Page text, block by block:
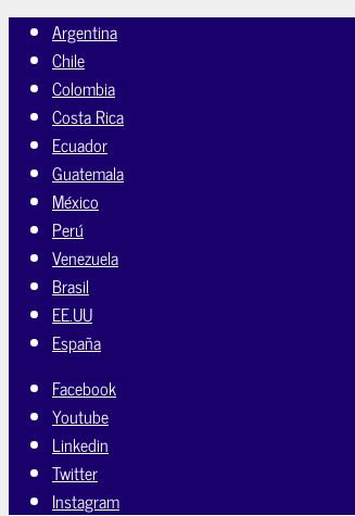
Argentina
Chile
Colombia
Costa Rica
Ecuador
Guatemala
México
Perú
Venezuela
Brasil
EE.UU
España
Facebook
Youtube
Linkedin
Twitter
Instagram